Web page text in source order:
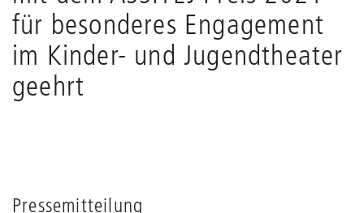
für besonderes Engagement
im Kinder- und Jugendtheater
geehrt
Pressemitteilung